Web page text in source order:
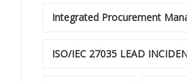
Integrated Procurement
ISO/IEC 27035 LEAD